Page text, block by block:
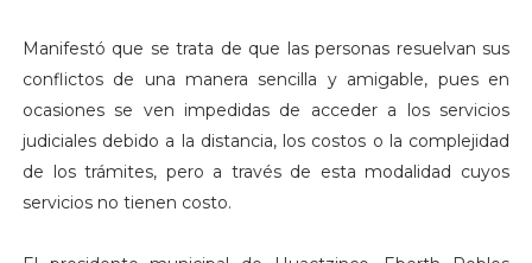
Manifestó que se trata de que las personas resuelvan sus
conflictos de una manera sencilla y amigable, pues en
ocasiones se ven impedidas de acceder a los servicios
judiciales debido a la distancia, los costos o la complejidad
de los trámites, pero a través de esta modalidad cuyos
servicios no tienen costo.